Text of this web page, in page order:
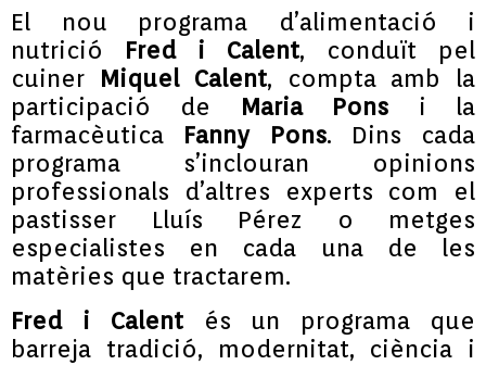
El nou programa d’alimentació i
nutrició Fred i Calent, conduït pel
cuiner Miquel Calent, compta amb la
participació de Maria Pons i la
farmacèutica Fanny Pons. Dins cada
programa s’inclouran opinions
professionals d’altres experts com el
pastisser Lluís Pérez o metges
especialistes en cada una de les
matèries que tractarem.
Fred i Calent és un programa que
barreja tradició, modernitat, ciència i